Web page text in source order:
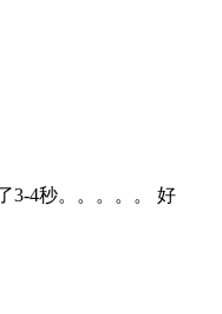
3-4秒。。。。。 好